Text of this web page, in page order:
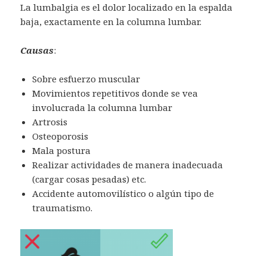
La lumbalgia es el dolor localizado en la espalda
baja, exactamente en la columna lumbar.
Causas:
Sobre esfuerzo muscular
Movimientos repetitivos donde se vea
involucrada la columna lumbar
Artrosis
Osteoporosis
Mala postura
Realizar actividades de manera inadecuada
(cargar cosas pesadas) etc.
Accidente automovilístico o algún tipo de
traumatismo.